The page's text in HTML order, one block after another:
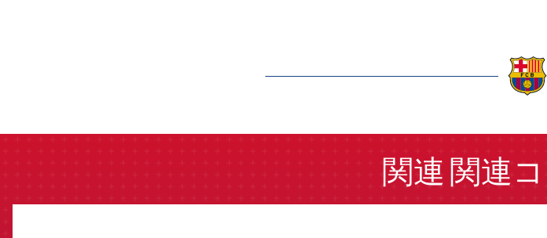
関連 関連